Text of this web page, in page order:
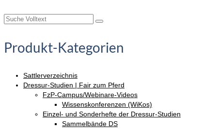
Suche
Produkt-Kategorien
Sattlerverzeichnis
Dressur-Studien | Fair zum Pferd
FzP-Campus/Webinare-Videos
Wissenskonferenzen (WiKos)
Einzel- und Sonderhefte der Dressur-Studien
Sammelbände DS